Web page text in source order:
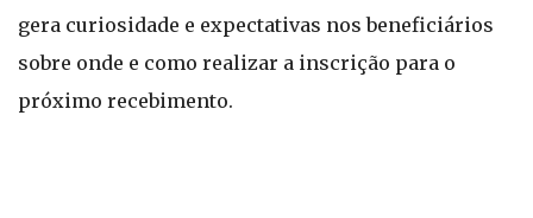
gera curiosidade e expectativas nos beneficiários
sobre onde e como realizar a inscrição para o
próximo recebimento.